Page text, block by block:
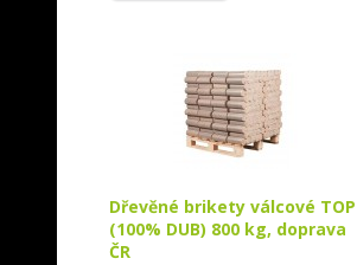
Dřevěné brikety válcové TOP
(100% DUB) 800 kg, doprava
ČR